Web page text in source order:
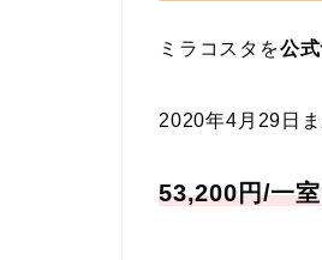
ミラコスタを公
2020年4月29日
53,200円/一室